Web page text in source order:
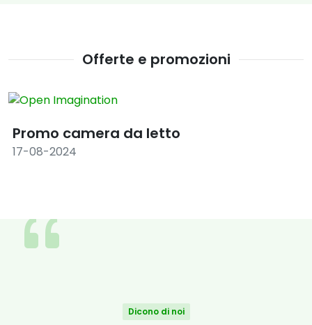
Offerte e promozioni
Promo camera da letto
17-08-2024
Dicono di noi